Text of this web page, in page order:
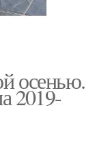
осенью.
2019-